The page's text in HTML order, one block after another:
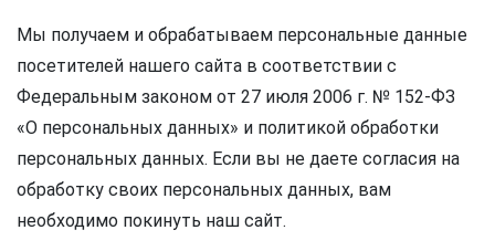
Мы получаем и обрабатываем персональные данные
посетителей нашего сайта в соответствии с
Федеральным законом от 27 июля 2006 г. № 152-ФЗ
«О персональных данных» и политикой обработки
персональных данных. Если вы не даете согласия на
обработку своих персональных данных, вам
необходимо покинуть наш сайт.